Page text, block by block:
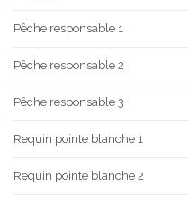
Pêche responsable 1
Pêche responsable 2
Pêche responsable 3
Requin pointe blanche 1
Requin pointe blanche 2